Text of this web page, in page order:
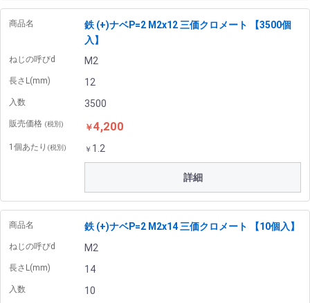
商品名
鉄 (+)ナベP=2 M2x12 三価クロメート 【3500個
入】
ねじの呼びd M2
長さL(mm) 12
入数 3500
販売価格 (税別) ￥4,200
1個あたり (税別) ￥ 1.2
詳細
商品名 鉄 (+)ナベP=2 M2x14 三価クロメート 【10個入】
ねじの呼びd M2
長さL(mm) 14
入数 10